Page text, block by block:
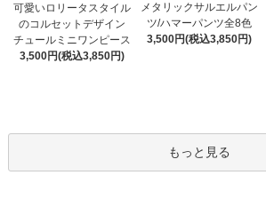
可愛いロリータスタイル
のコルセットデザイン
チュールミニワンピース
3,500円(税込3,850円)
メタリックサルエルパン
ツ/ハマーパンツ全8色
3,500円(税込3,850円)
もっと見る